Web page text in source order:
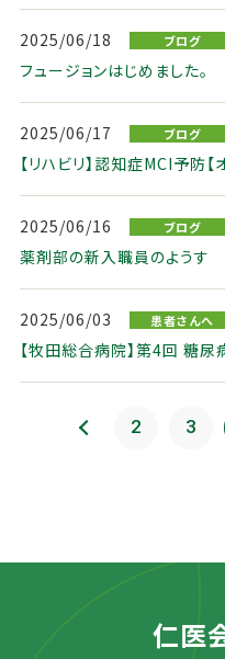
2025/06/18 ブログ
フュージョンはじめました。
2025/06/17 ブログ
【リハビリ】認知症MCI予防
2025/06/16 ブログ
薬剤部の新入職員のようす
2025/06/03 患者さんへ
【牧田総合病院】第4回 糖
前のページ 2 3
仁医